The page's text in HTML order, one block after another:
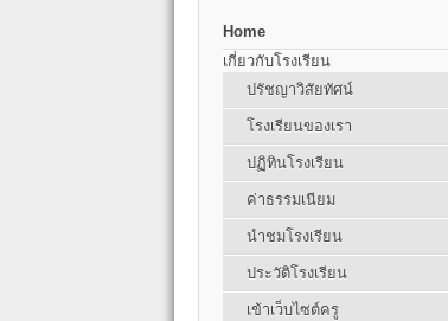
Home
เกี่ยวกับโรงเรียน
ปรัชญาวิสัยทัศน์
โรงเรียนของเรา
ปฏิทินโรงเรียน
ค่าธรรมเนียม
นำชมโรงเรียน
ประวัติโรงเรียน
เข้าเว็บไซต์ครู